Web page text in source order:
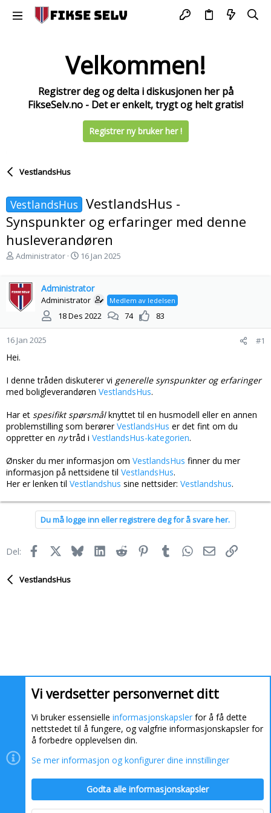
Velkommen!
Registrer deg og delta i diskusjonen her på
FikseSelv.no - Det er enkelt, trygt og helt gratis!
Registrer ny bruker her !
VestlandsHus
VestlandsHus VestlandsHus -
Synspunkter og erfaringer med denne
husleverandøren
T
d
s
t
r
t
e
r
Administrator
S
r
t
a
t
16 Jan 2025
Administrator
Administrator Medlem av ledelsen
18 Des 2022 74 83
16 Jan 2025 #1
Hei.
I denne tråden diskuterer vi generelle synspunkter og erfaringer
med boligleverandøren VestlandsHus.
Har et spesifikt spørsmålknyttet til en husmodell eller en annen
problemstilling som berørerVestlandsHus er det fint om du
oppretter en nytråd i VestlandsHus-kategorien.
Ønsker du mer informasjon om VestlandsHus finner du mer
informasjon på nettsidene til VestlandsHus.
Her er lenken til Vestlandshus sine nettsider: Vestlandshus.
Du må logge inn eller registrere deg for å svare her.
Del: Facebook BlueskyLinkedInReddit PinterestTumblr WhatsApp
E-postLink
VestlandsHus
Informasjonskapsler Kontakt oss Hjelp
Vi verdsetter personvernet ditt
Vi bruker essensielle informasjonskapsler for å få dette
nettstedet til å fungere, og valgfrie informasjonskapsler for
å forbedre opplevelsen din.
Se mer informasjon og konfigurer dine innstillinger
Godta alle informasjonskapsler